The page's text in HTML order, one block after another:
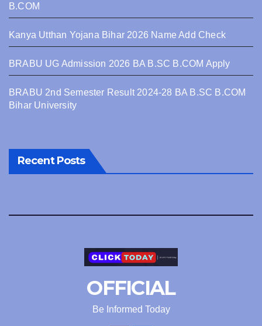
B.COM
Kanya Utthan Yojana Bihar 2026 Name Add Check
BRABU UG Admission 2026 BA B.SC B.COM Apply
BRABU 2nd Semester Result 2024-28 BA B.SC B.COM
Bihar University
Recent Posts
OFFICIAL
Be Informed Today